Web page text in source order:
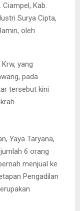
Kab.
Surya Cipta,
oleh
yang
pada
tersebut kini
Yaya Taryana,
6 orang
menjual ke
Pengadilan